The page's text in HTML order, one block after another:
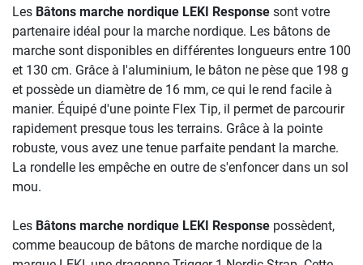
Les Bâtons marche nordique LEKI Response sont votre
partenaire idéal pour la marche nordique. Les bâtons de
marche sont disponibles en différentes longueurs entre 100
et 130 cm. Grâce à l'aluminium, le bâton ne pèse que 198 g
et possède un diamètre de 16 mm, ce qui le rend facile à
manier. Équipé d'une pointe Flex Tip, il permet de parcourir
rapidement presque tous les terrains. Grâce à la pointe
robuste, vous avez une tenue parfaite pendant la marche.
La rondelle les empêche en outre de s'enfoncer dans un sol
mou.
Les Bâtons marche nordique LEKI Response possèdent,
comme beaucoup de bâtons de marche nordique de la